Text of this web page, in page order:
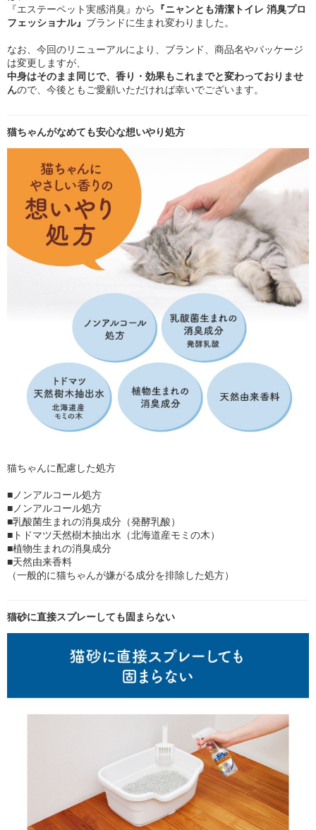
『エステーペット実感消臭』から
『ニャンとも清潔トイレ 消臭プロ
フェッショナル』 ブランドに生まれ変わりました。
なお、今回のリニューアルにより、ブランド、商品名やパッケージ
は変更しますが、
中身はそのまま同じで、香り・効果もこれまでと変わっておりませ
んので、今後ともご愛顧いただければ幸いでございます。
猫ちゃんがなめても安心な想いやり処方
猫ちゃんに配慮した処方
■ノンアルコール処方
■ノンアルコール処方
■乳酸菌生まれの消臭成分（発酵乳酸）
■トドマツ天然樹木抽出水（北海道産モミの木）
■植物生まれの消臭成分
■天然由来香料
（一般的に猫ちゃんが嫌がる成分を排除した処方）
猫砂に直接スプレーしても固まらない